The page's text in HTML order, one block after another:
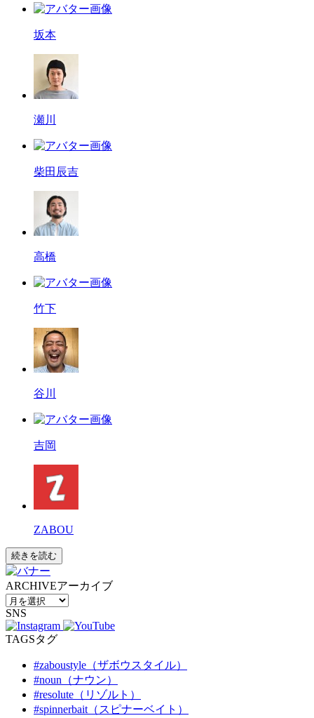
坂本
瀬川
柴田辰吉
高橋
竹下
谷川
吉岡
ZABOU
続きを読む
ARCHIVEアーカイブ
SNS
TAGSタグ
#zaboustyle（ザボウスタイル）
#noun（ナウン）
#resolute（リゾルト）
#spinnerbait（スピナーベイト）